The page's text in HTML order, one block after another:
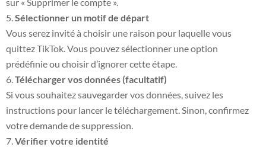
Sélectionner un motif de départ
Vous serez invité à choisir une raison pour laquelle vous
quittez TikTok. Vous pouvez sélectionner une option
prédéfinie ou choisir d’ignorer cette étape.
Télécharger vos données (facultatif)
Si vous souhaitez sauvegarder vos données, suivez les
instructions pour lancer le téléchargement. Sinon, confirmez
votre demande de suppression.
Vérifier votre identité